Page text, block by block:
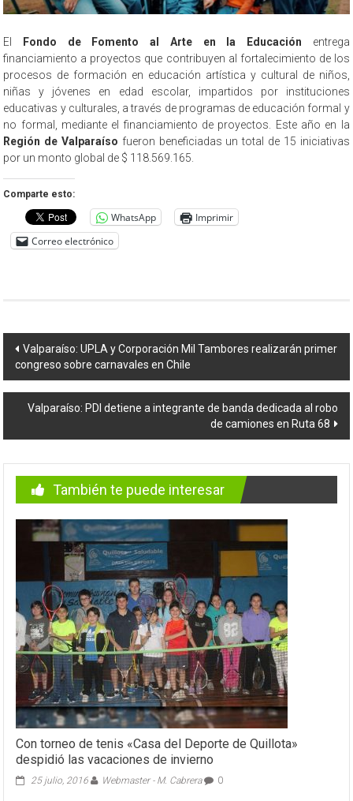
El Fondo de Fomento al Arte en la Educación entrega
financiamiento a proyectos que contribuyen al fortalecimiento de los
procesos de formación en educación artística y cultural de niños,
niñas y jóvenes en edad escolar, impartidos por instituciones
educativas y culturales, a través de programas de educación formal y
no formal, mediante el financiamiento de proyectos. Este año en la
Región de Valparaíso fueron beneficiadas un total de 15 iniciativas
por un monto global de $ 118.569.165.
Comparte esto:
WhatsApp
Imprimir
Correo electrónico
Navegación
de
entradas
Valparaíso: UPLA y Corporación Mil Tambores realizarán primer
congreso sobre carnavales en Chile
Valparaíso: PDI detiene a integrante de banda dedicada al robo
de camiones en Ruta 68
También te puede interesar
Con torneo de tenis «Casa del Deporte de Quillota»
despidió las vacaciones de invierno
25 julio, 2016 Webmaster - M. Cabrera 0